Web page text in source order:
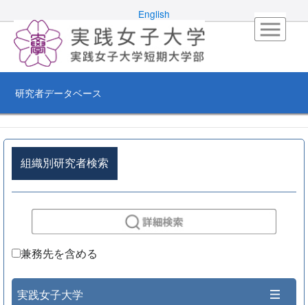
English
研究者データベース
組織別研究者検索
兼務先を含める
実践女子大学